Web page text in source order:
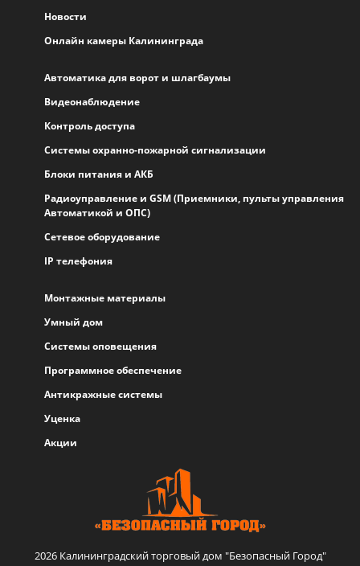
Новости
Онлайн камеры Калининграда
Автоматика для ворот и шлагбаумы
Видеонаблюдение
Контроль доступа
Системы охранно-пожарной сигнализации
Блоки питания и АКБ
Радиоуправление и GSM (Приемники, пульты управления
Автоматикой и ОПС)
Сетевое оборудование
IP телефония
Монтажные материалы
Умный дом
Системы оповещения
Программное обеспечение
Антикражные системы
Уценка
Акции
2026 Калининградский торговый дом "Безопасный Город"